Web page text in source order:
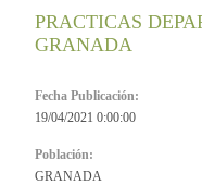
PRACTICAS
GRANADA
Fecha Publicación:
19/04/2021 0:00:00
Población:
GRANADA